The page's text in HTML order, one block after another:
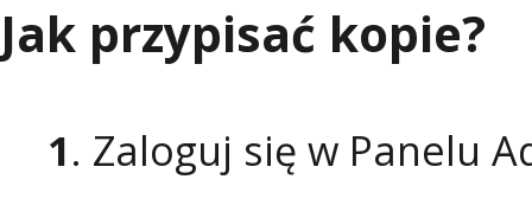
Jak przypisać kopie?
1. Zaloguj się w Panelu